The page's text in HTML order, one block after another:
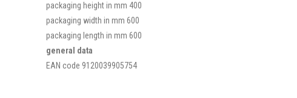
packaging height in mm 400
packaging width in mm 600
packaging length in mm 600
general data
EAN code 9120039905754